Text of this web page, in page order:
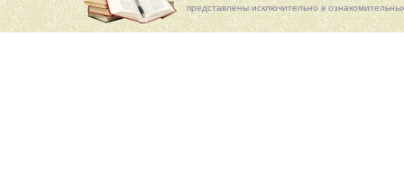
представлены исключительно в